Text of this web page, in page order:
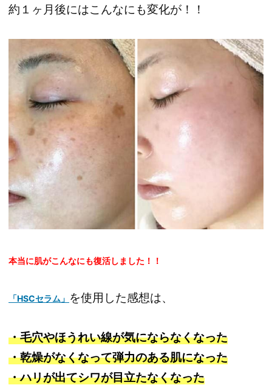
約１ヶ月後にはこんなにも変化が！！
本当に肌がこんなにも復活しました！！
「HSCセラム」 を使用した感想は、
・毛穴やほうれい線が気にならなくなった
・乾燥がなくなって弾力のある肌になった
・ハリが出てシワが目立たなくなった